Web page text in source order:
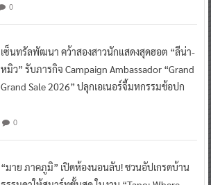
0
เซ็นทรัลพัฒนา คว้าสองสาวนักแสดงสุดฮอต “ลีน่า-
หมิว” รับภารกิจ Campaign Ambassador “Grand
Grand Sale 2026” ปลุกเอเนอร์จี้มหกรรมช้อปก
0
“มาย ภาคภูมิ” เปิดห้องนอนลับ! ชวนอัปเกรดบ้าน